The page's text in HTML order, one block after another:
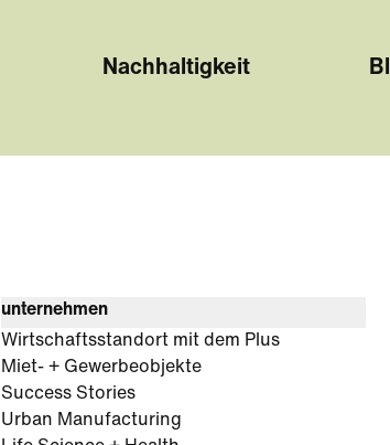
Nachhaltigkeit
unternehmen
Wirtschaftsstandort mit dem Plus
Miet- + Gewerbeobjekte
Success Stories
Urban Manufacturing